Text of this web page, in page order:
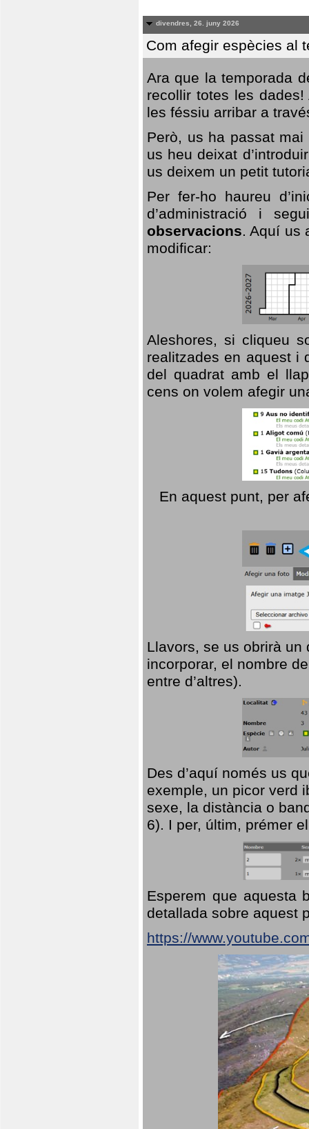
divendres, 26. juny 2026
Com afegir espècies al
Ara que la temporada
recollir totes les
les féssiu arribar a
Però, us ha passat
us heu deixat
us deixem un petit
Per fer-ho haureu
d’administració i
observacions. Aquí us
modificar:
Aleshores, si cliqueu
realitzades en aquest i
del quadrat amb el
cens on volem afegir
En aquest punt, per
Llavors, se us obrirà
incorporar, el nombre
entre d’altres).
Des d’aquí només us
exemple, un picor verd
sexe, la distància o
6). I per, últim, prémer
Esperem que aquesta
detallada sobre aquest
https://